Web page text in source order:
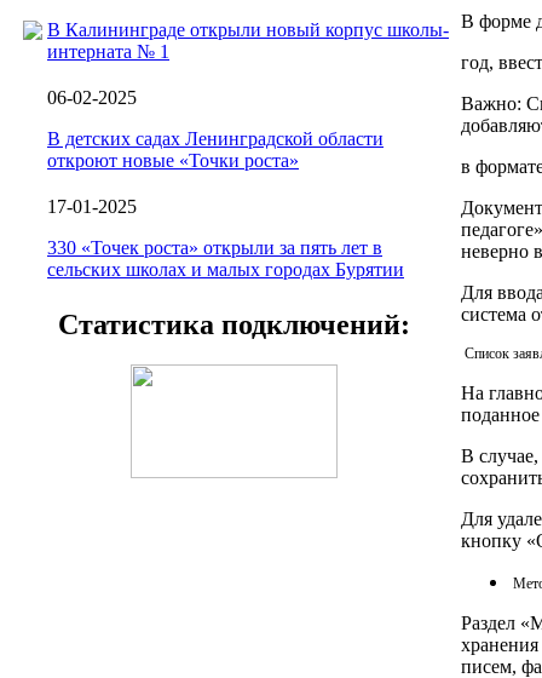
В Калининграде открыли новый корпус школы-
интерната № 1
06-02-2025
В детских садах Ленинградской области
откроют новые «Точки роста»
17-01-2025
330 «Точек роста» открыли за пять лет в
сельских школах и малых городах Бурятии
Статистика подключений:
В форме
год,
Важно:
в
неверно
Для
система
Список
На
поданное
В случае,
Для
кнопку
Раздел
писем,